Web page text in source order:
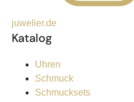
juwelier.de
Katalog
Uhren
Schmuck
Schmucksets